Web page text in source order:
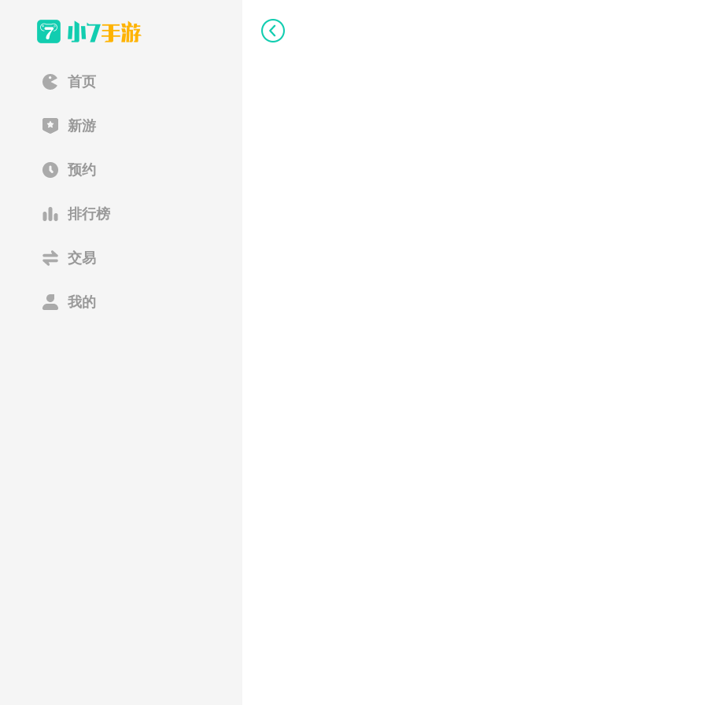
首页
新游
预约
排行榜
交易
我的